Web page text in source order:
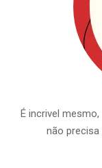
É incrivel
não precisa